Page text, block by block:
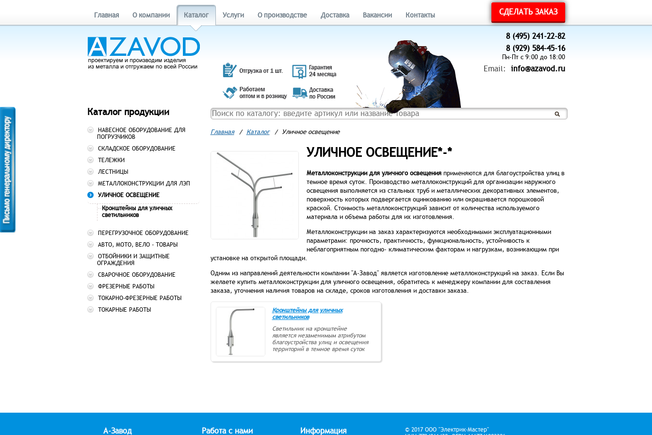
СДЕЛАТЬ ЗАКАЗ
Главная О компании Каталог Услуги О производстве Доставка Вакансии Контакты
Каталог продукции
НАВЕСНОЕ ОБОРУДОВАНИЕ ДЛЯ
ПОГРУЗЧИКОВ
СКЛАДСКОЕ ОБОРУДОВАНИЕ
ТЕЛЕЖКИ
ЛЕСТНИЦЫ
МЕТАЛЛОКОНСТРУКЦИИ ДЛЯ ЛЭП
УЛИЧНОЕ ОСВЕЩЕНИЕ
Кронштейны для уличных
светильников
ПЕРЕГРУЗОЧНОЕ ОБОРУДОВАНИЕ
АВТО, МОТО, ВЕЛО - ТОВАРЫ
ОТБОЙНИКИ И ЗАЩИТНЫЕ
ОГРАЖДЕНИЯ
СВАРОЧНОЕ ОБОРУДОВАНИЕ
ФРЕЗЕРНЫЕ РАБОТЫ
ТОКАРНО-ФРЕЗЕРНЫЕ РАБОТЫ
ТОКАРНЫЕ РАБОТЫ
8 (495) 241-22-82
8 (929) 584-45-16
Пн-Пт с 9:00 до 18:00
Email: info@azavod.ru
Главная / Каталог / Уличное освещение
УЛИЧНОЕ ОСВЕЩЕНИЕ*-*
Металлоконструкции для уличного освещенияприменяются для благоустройства улиц в
темное время суток. Производство металлоконструкций для организации наружного
освещения выполняется из стальных труб и металлических декоративных элементов,
поверхность которых подвергается оцинкованию или окрашивается порошковой
краской. Стоимость металлоконструкций зависит от количества используемого
материала и объема работы для их изготовления.
Металлоконструкции на заказ характеризуются необходимыми эксплуатационными
параметрами: прочность, практичность, функциональность, устойчивость к
неблагоприятным погодно- климатическим факторам и нагрузкам, возникающим при
установке на открытой площади.
Одним из направлений деятельности компании "А-Завод" является изготовление металлоконструкций на заказ. Если Вы
желаете купить металлоконструкции для уличного освещения, обратитесь к менеджеру компании для составления
заказа, уточнения наличия товаров на складе, сроков изготовления и доставки заказа.
Кронштейны для уличных
светильников
Светильник на кронштейне
является незаменимым атрибутом
благоустройства улиц и освещения
территорий в темное время суток
© 2017 ООО "Электрик-Мастер"
А-Завод Работа с нами Информация